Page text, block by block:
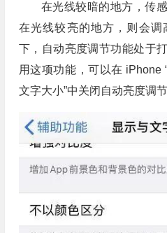
在光线较暗的地方，传
在光线较亮的地方，则会
下，自动亮度调节功能处于
用这项功能，可以在 iPhone
文字大小”中关闭自动亮度调节